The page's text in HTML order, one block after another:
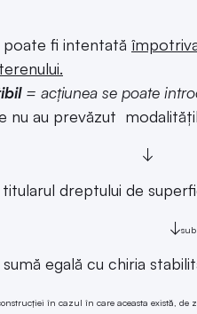
poate fi intentată
= acțiunea se poate
au prevăzut
↓
titularul dreptului de
↓
egală cu chiria
în cazul în care aceasta există, de